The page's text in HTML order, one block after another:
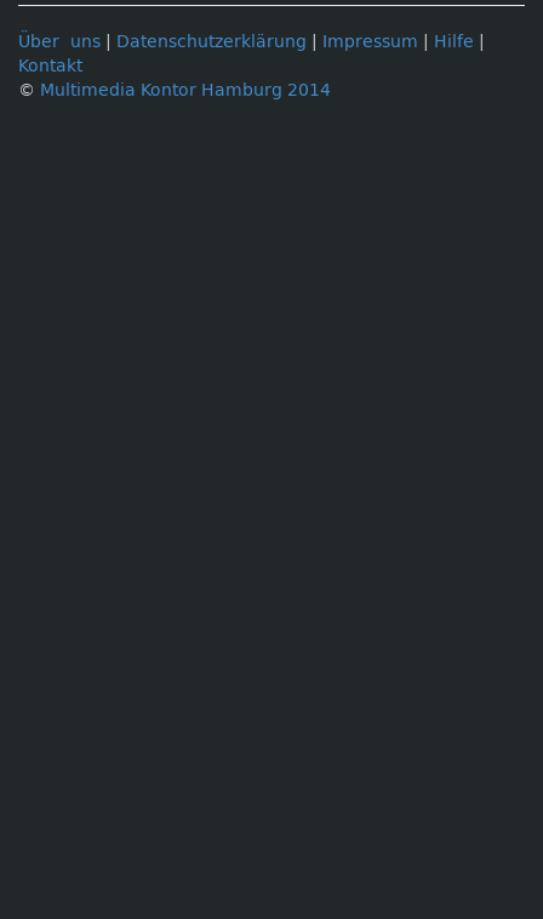
Über uns Datenschutzerklärung Impressum Hilfe
Kontakt
© Multimedia Kontor Hamburg 2014